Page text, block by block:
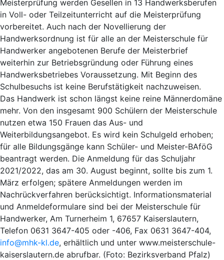
Meisterprüfung werden Gesellen in 13 Handwerksberufen
in Voll- oder Teilzeitunterricht auf die Meisterprüfung
vorbereitet. Auch nach der Novellierung der
Handwerksordnung ist für alle an der Meisterschule für
Handwerker angebotenen Berufe der Meisterbrief
weiterhin zur Betriebsgründung oder Führung eines
Handwerksbetriebes Voraussetzung. Mit Beginn des
Schulbesuchs ist keine Berufstätigkeit nachzuweisen.
Das Handwerk ist schon längst keine reine Männerdomäne
mehr. Von den insgesamt 900 Schülern der Meisterschule
nutzen etwa 150 Frauen das Aus- und
Weiterbildungsangebot. Es wird kein Schulgeld erhoben;
für alle Bildungsgänge kann Schüler- und Meister-BAföG
beantragt werden. Die Anmeldung für das Schuljahr
2021/2022, das am 30. August beginnt, sollte bis zum 1.
März erfolgen; spätere Anmeldungen werden im
Nachrückverfahren berücksichtigt. Informationsmaterial
und Anmeldeformulare sind bei der Meisterschule für
Handwerker, Am Turnerheim 1, 67657 Kaiserslautern,
Telefon 0631 3647-405 oder -406, Fax 0631 3647-404,
info@mhk-kl.de, erhältlich und unter www.meisterschule-
kaiserslautern.de abrufbar. (Foto: Bezirksverband Pfalz)